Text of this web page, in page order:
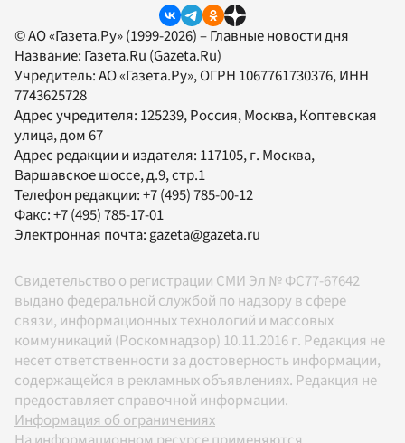
© АО «Газета.Ру» (1999-2026) – Главные новости дня
Название: Газета.Ru (Gazeta.Ru)
Учредитель:АО «Газета.Ру», ОГРН 1067761730376, ИНН
7743625728
Адрес учредителя: 125239, Россия, Москва, Коптевская
улица, дом 67
Адрес редакции и издателя: 117105, г. Москва,
Варшавское шоссе, д.9, стр.1
Телефон редакции:+7 (495) 785-00-12
Факс:+7 (495) 785-17-01
Электронная почта:gazeta@gazeta.ru
Свидетельство о регистрации СМИ Эл № ФС77-67642
выдано федеральной службой по надзору в сфере
связи, информационных технологий и массовых
коммуникаций (Роскомнадзор) 10.11.2016 г. Редакция не
несет ответственности за достоверность информации,
содержащейся в рекламных объявлениях. Редакция не
предоставляет справочной информации.
Информация об ограничениях